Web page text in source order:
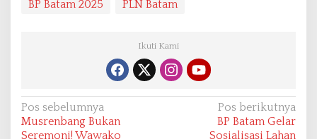
BP Batam 2025 PLN Batam
Ikuti Kami
N
a
Pos sebelumnya
Musrenbang Bukan
Seremoni! Wawako
Pos berikutnya
BP Batam Gelar
Sosialisasi Lahan